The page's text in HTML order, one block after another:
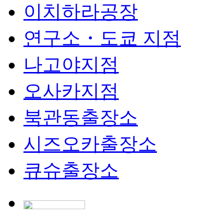
이치하라공장
연구소・도쿄 지점
나고야지점
오사카지점
북관동출장소
시즈오카출장소
큐슈출장소